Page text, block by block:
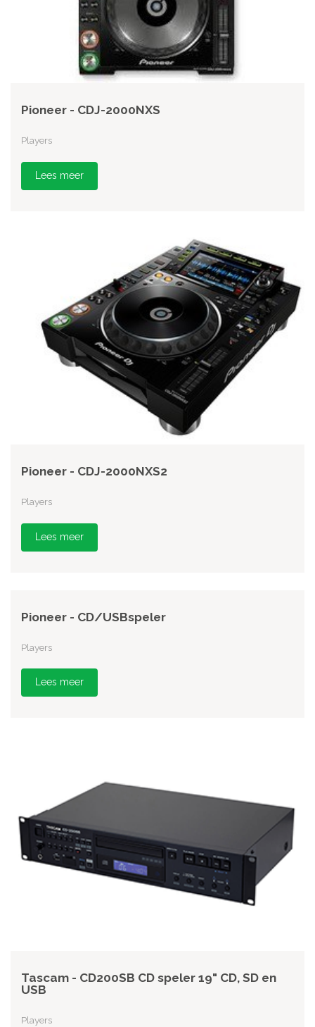
Pioneer - CDJ-2000NXS
Players
Lees meer
Pioneer - CDJ-2000NXS2
Players
Lees meer
Pioneer - CD/USBspeler
Players
Lees meer
Tascam - CD200SB CD speler 19" CD, SD en
USB
Players